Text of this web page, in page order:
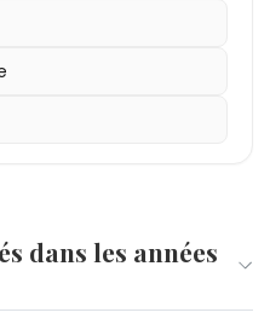
dans les années